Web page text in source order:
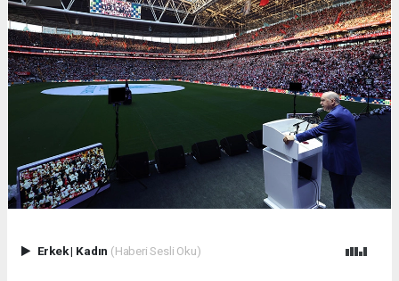
Erkek| Kadın (Haberi Sesli Oku)